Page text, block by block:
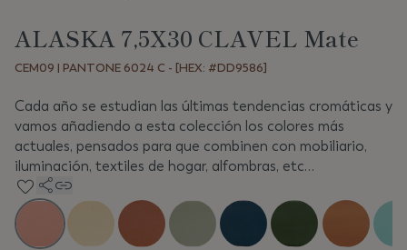
ALASKA 7,5X30 CLAVEL Mate
CEM09 | PANTONE 6024 C - [HEX: #DD9586]
Cada año se estudian las últimas tendencias cromáticas y
vamos añadiendo a esta colección los colores más
actuales, pensados para que combinen con mobiliario,
iluminación, textiles de hogar, alfombras, etc…